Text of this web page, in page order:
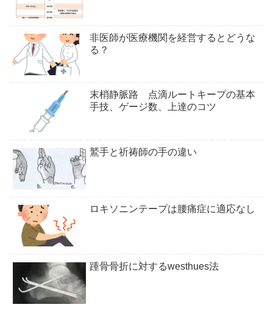
非医師が医療機関を経営するとどうな
る？
末梢静脈路 点滴ルートキープの基本
手技、ゲージ数、上達のコツ
鷲手と祈祷師の手の違い
ロキソニンテープは腰痛症に適応なし
踵骨骨折に対するwesthues法